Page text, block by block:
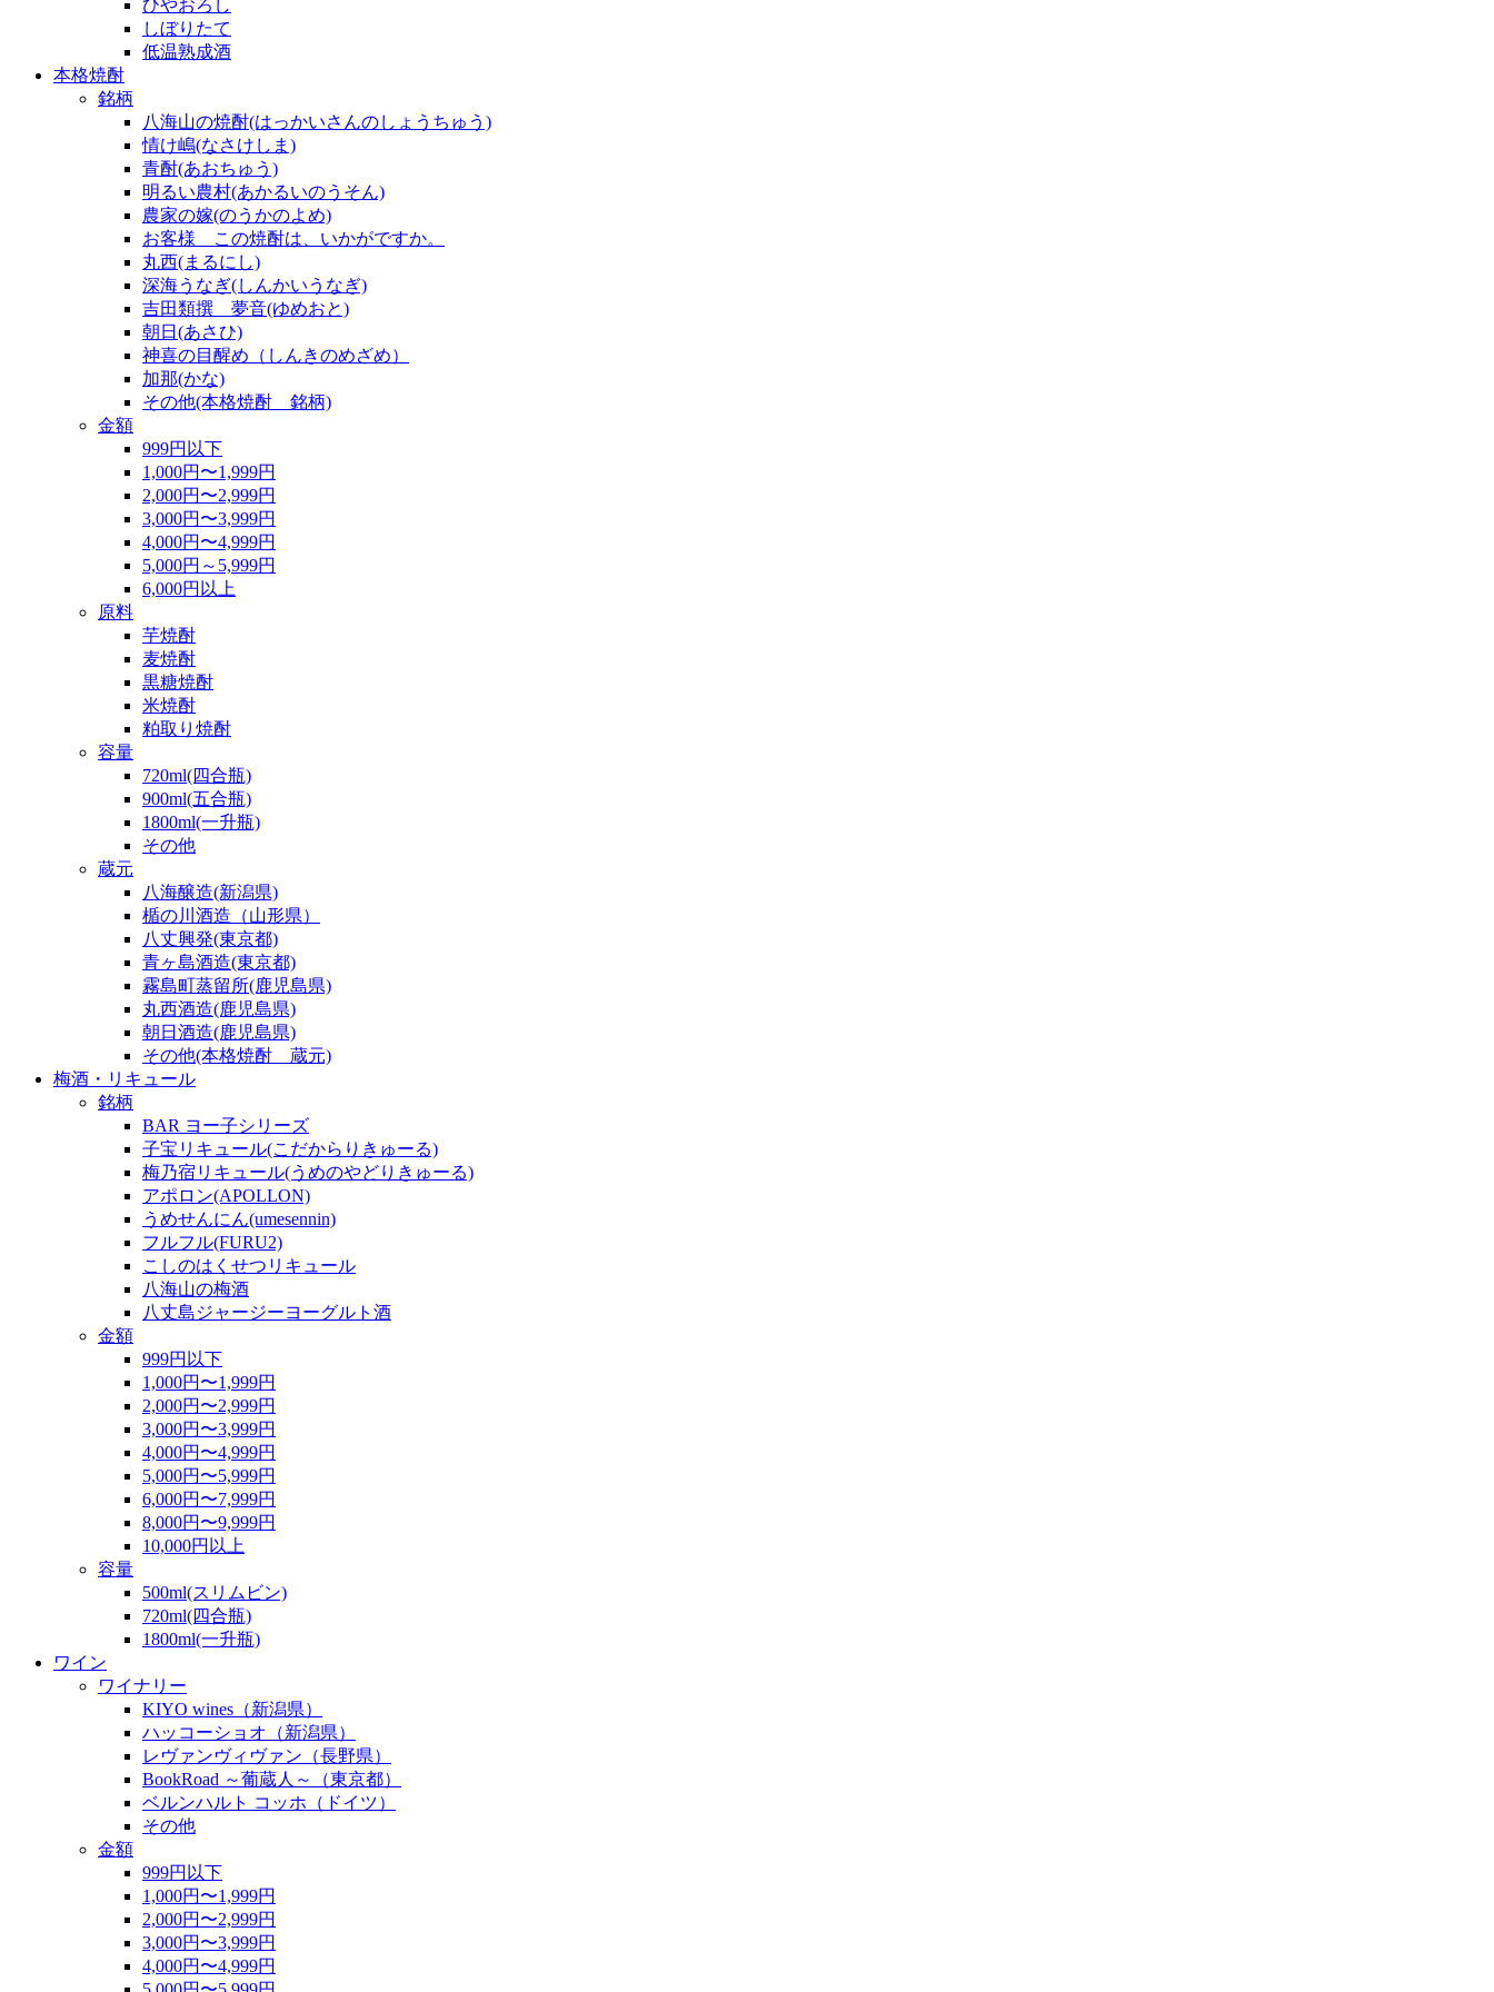
ひやおろし
しぼりたて
低温熟成酒
本格焼酎
銘柄
八海山の焼酎(はっかいさんのしょうちゅう)
情け嶋(なさけしま)
青酎(あおちゅう)
明るい農村(あかるいのうそん)
農家の嫁(のうかのよめ)
お客様 この焼酎は、いかがですか。
丸西(まるにし)
深海うなぎ(しんかいうなぎ)
吉田類撰 夢音(ゆめおと)
朝日(あさひ)
神喜の目醒め（しんきのめざめ）
加那(かな)
その他(本格焼酎 銘柄)
金額
999円以下
1,000円〜1,999円
2,000円〜2,999円
3,000円〜3,999円
4,000円〜4,999円
5,000円～5,999円
6,000円以上
原料
芋焼酎
麦焼酎
黒糖焼酎
米焼酎
粕取り焼酎
容量
720ml(四合瓶)
900ml(五合瓶)
1800ml(一升瓶)
その他
蔵元
八海醸造(新潟県)
楯の川酒造（山形県）
八丈興発(東京都)
青ヶ島酒造(東京都)
霧島町蒸留所(鹿児島県)
丸西酒造(鹿児島県)
朝日酒造(鹿児島県)
その他(本格焼酎 蔵元)
梅酒・リキュール
銘柄
BAR ヨー子シリーズ
子宝リキュール(こだからりきゅーる)
梅乃宿リキュール(うめのやどりきゅーる)
アポロン(APOLLON)
うめせんにん(umesennin)
フルフル(FURU2)
こしのはくせつリキュール
八海山の梅酒
八丈島ジャージーヨーグルト酒
金額
999円以下
1,000円〜1,999円
2,000円〜2,999円
3,000円〜3,999円
4,000円〜4,999円
5,000円〜5,999円
6,000円〜7,999円
8,000円〜9,999円
10,000円以上
容量
500ml(スリムビン)
720ml(四合瓶)
1800ml(一升瓶)
ワイン
ワイナリー
KIYO wines（新潟県）
ハッコーショオ（新潟県）
レヴァンヴィヴァン（長野県）
BookRoad ～葡蔵人～（東京都）
ベルンハルト コッホ（ドイツ）
その他
金額
999円以下
1,000円〜1,999円
2,000円〜2,999円
3,000円〜3,999円
4,000円〜4,999円